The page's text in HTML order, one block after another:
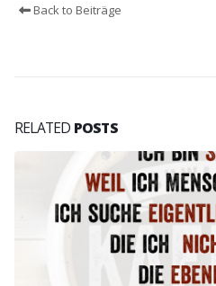
Back to Beiträge
RELATED POSTS